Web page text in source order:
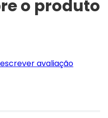
o produto
avaliação